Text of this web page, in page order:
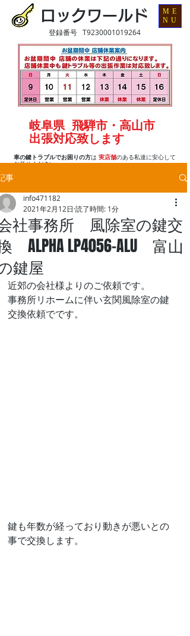
ロックワールド
車の鍵トラブルでお困りの方は 実店舗のある私達に安心して
お任せください
岐阜県 飛騨市・高山市
出張対応致します
登録番号 T9230001019264
ME
NU
事
社事務所 風除室の鍵交
ALPHA LP4056-ALU 富山
鍵屋
info471182
2021年2月12日 読了時間: 1分
近郊の会社様よりのご依頼です。
事務所リホームに伴い玄関風除室の鍵
交換依頼でです。
鍵も年数が経っており動きが悪いとの
事で交換します。